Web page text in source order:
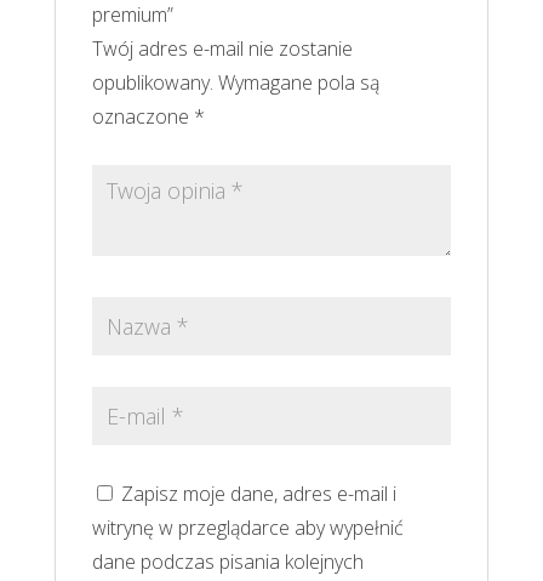
premium”
Twój adres e-mail nie zostanie
opublikowany. Wymagane pola są
oznaczone *
Zapisz moje dane, adres e-mail i
witrynę w przeglądarce aby wypełnić
dane podczas pisania kolejnych